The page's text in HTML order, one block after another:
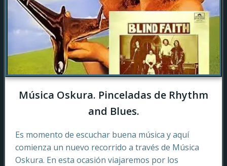
Música Oskura. Pinceladas de Rhythm
and Blues.
Es momento de escuchar buena música y aquí
comienza un nuevo recorrido a través de Música
Oskura. En esta ocasión viajaremos por los